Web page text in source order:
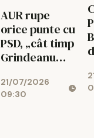
AUR rupe
orice punte cu
PSD, „cât timp
Grindeanu
partidul”
21/07/2026
09:30